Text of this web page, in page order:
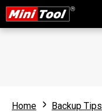
Home
Backup Tips